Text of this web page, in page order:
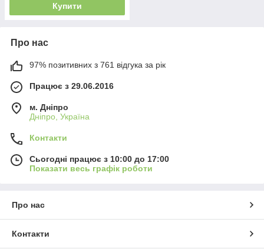
Купити
Про нас
97% позитивних з 761 відгука за рік
Працює з 29.06.2016
м. Дніпро
Дніпро, Україна
Контакти
Сьогодні працює з 10:00 до 17:00
Показати весь графік роботи
Про нас
Контакти